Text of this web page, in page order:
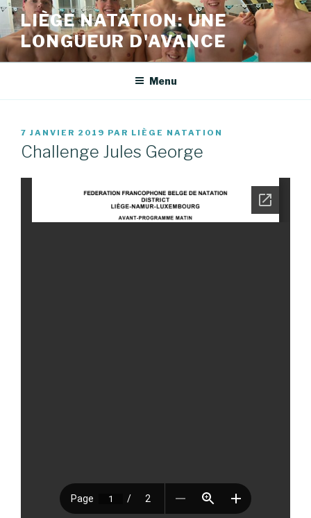
Aller
au
contenu
principal
LIÈGE NATATION: UNE
LONGUEUR D'AVANCE
Menu
PUBLIÉ
LE
7 JANVIER 2019 PAR LIÈGE NATATION
Challenge Jules George